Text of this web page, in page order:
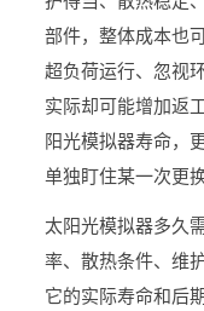
部件，整体成本也
超负荷运行、忽视
实际却可能增加返
阳光模拟器寿命，
单独盯住某一次更换
太阳光模拟器多久
率、散热条件、维
它的实际寿命和后